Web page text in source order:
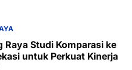
Raya Studi Komparasi ke
untuk Perkuat Kinerja